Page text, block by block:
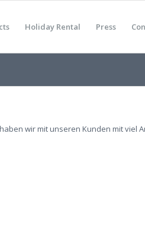
Holiday Rental Press
wir mit unseren Kunden mit viel